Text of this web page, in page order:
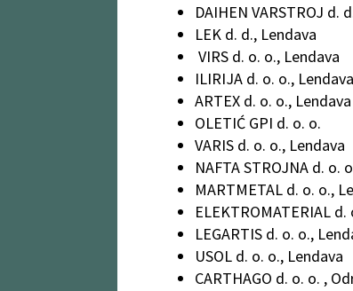
DAIHEN VARSTROJ d.
LEK d. d., Lendava
VIRS d. o. o., Lendava
ILIRIJA d. o. o., Lendava
ARTEX d. o. o., Lendava
OLETIĆ GPI d. o. o.
VARIS d. o. o., Lendava
NAFTA STROJNA d. o.
MARTMETAL d. o. o.,
ELEKTROMATERIAL
LEGARTIS d. o. o.,
USOL d. o. o., Lendava
CARTHAGO d. o. o. ,